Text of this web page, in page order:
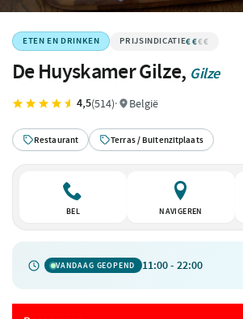
ETEN EN DRINKEN €€
€€€€
De Huyskamer Gilze, Gilze
4,5(514)· België
Restaurant Terras / Buitenzitplaats
BEL NAVIGEREN
VANDAAG GEOPEND 11:00 - 22:00